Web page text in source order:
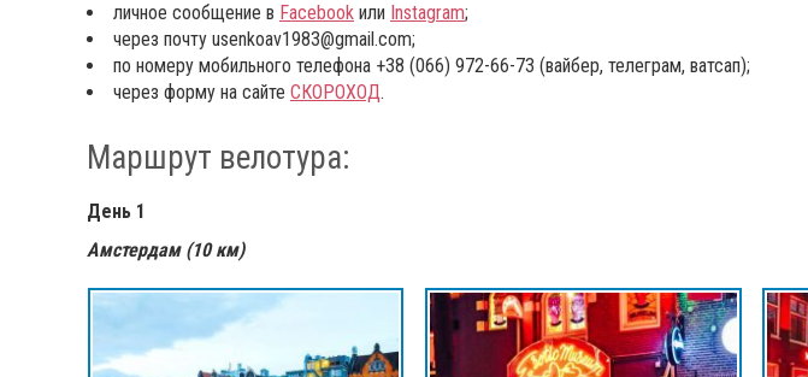
личное сообщение в Facebook или Instagram;
через почту usenkoav1983@gmail.com;
по номеру мобильного телефона +38 (066) 972-66-73 (вайбер, телеграм, ватсап);
через форму на сайте СКОРОХОД.
Маршрут велотура:
День 1
Амстердам (10 км)